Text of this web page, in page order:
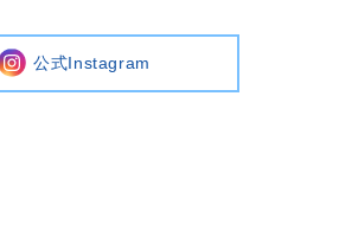
公式Instagram